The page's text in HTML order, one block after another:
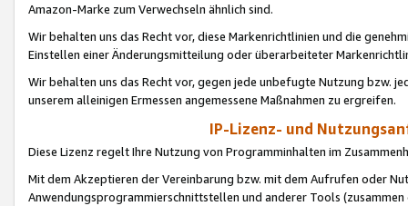
Amazon-Marke zum Verwechseln ähnlich sind.
Wir behalten uns das Recht vor, diese Markenrichtlinien und die
Einstellen einer Änderungsmitteilung oder überarbeiteter
Wir behalten uns das Recht vor, gegen jede unbefugte Nutzung bzw.
unserem alleinigen Ermessen angemessene Maßnahmen zu ergreifen.
IP-Lizenz- und
Diese Lizenz regelt Ihre Nutzung von Programminhalten im
Mit dem Akzeptieren der Vereinbarung bzw. mit dem Aufrufen oder
Anwendungsprogrammierschnittstellen und anderer Tools (zusammen